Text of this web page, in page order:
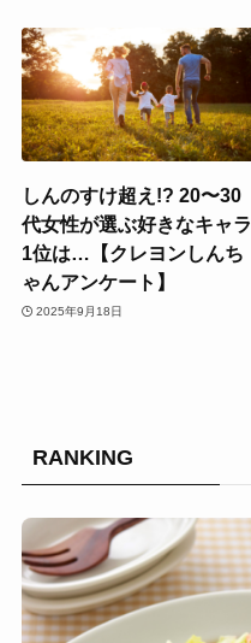
しんのすけ超え!? 20〜30
代女性が選ぶ好きなキャラ
1位は…【クレヨンしんち
ゃんアンケート】
2025年9月18日
RANKING